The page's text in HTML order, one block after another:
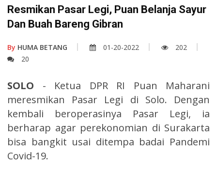
Resmikan Pasar Legi, Puan Belanja Sayur
Dan Buah Bareng Gibran
By HUMA BETANG 01-20-2022
202
20
SOLO - Ketua DPR RI Puan Maharani
meresmikan Pasar Legi di Solo. Dengan
kembali beroperasinya Pasar Legi, ia
berharap agar perekonomian di Surakarta
bisa bangkit usai ditempa badai Pandemi
Covid-19.